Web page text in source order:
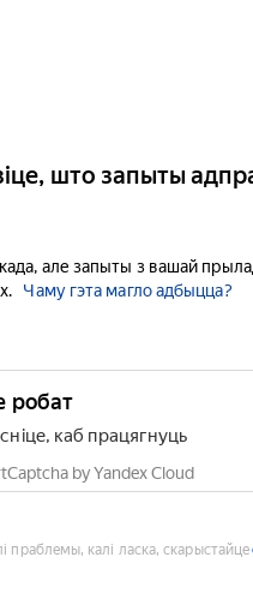
што запыты
але запыты з вашай
Чаму гэта магло адбыцца?
робат
каб працягнуць
by Yandex Cloud
праблемы, калі ласка, скарыстайце